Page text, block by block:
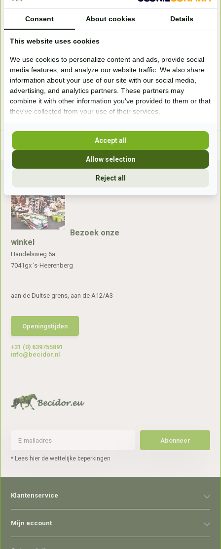
Patches - ride on pad
patches zijn vanaf nu oo...
Leverbaar op bestelling
29,95*
* Incl. btw Excl.Verzendkosten
Leverbaar op bestelling
214,-*
* Incl. btw Excl.Verzendkosten
Bezoek onze
winkel
Handelsweg 6a
7041gx 's-Heerenberg
aan de Duitse grens, aan de A12/A3
Openingstijden
+31 (0) 639755891
info@becidor.nl
Abonneer
* Lees hier de wettelijke beperkingen
Klantenservice
Mijn account
Consent About cookies Details
This website uses cookies
We use cookies to personalize content and ads, provide social
media features, and analyze our website traffic. We also share
information about your use of our site with our social media,
advertising, and analytics partners. These partners may
combine it with other information you've provided to them or that
they've collected from your use of their services.
Reject all
Allow selection
Accept all